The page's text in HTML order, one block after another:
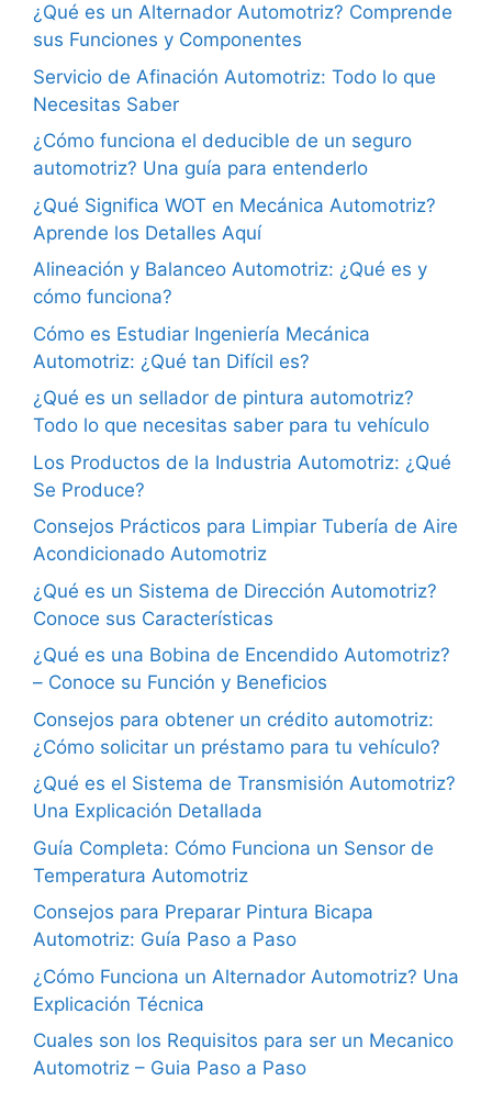
¿Qué es un Alternador Automotriz? Comprende
sus Funciones y Componentes
Servicio de Afinación Automotriz: Todo lo que
Necesitas Saber
¿Cómo funciona el deducible de un seguro
automotriz? Una guía para entenderlo
¿Qué Significa WOT en Mecánica Automotriz?
Aprende los Detalles Aquí
Alineación y Balanceo Automotriz: ¿Qué es y
cómo funciona?
Cómo es Estudiar Ingeniería Mecánica
Automotriz: ¿Qué tan Difícil es?
¿Qué es un sellador de pintura automotriz?
Todo lo que necesitas saber para tu vehículo
Los Productos de la Industria Automotriz: ¿Qué
Se Produce?
Consejos Prácticos para Limpiar Tubería de Aire
Acondicionado Automotriz
¿Qué es un Sistema de Dirección Automotriz?
Conoce sus Características
¿Qué es una Bobina de Encendido Automotriz?
– Conoce su Función y Beneficios
Consejos para obtener un crédito automotriz:
¿Cómo solicitar un préstamo para tu vehículo?
¿Qué es el Sistema de Transmisión Automotriz?
Una Explicación Detallada
Guía Completa: Cómo Funciona un Sensor de
Temperatura Automotriz
Consejos para Preparar Pintura Bicapa
Automotriz: Guía Paso a Paso
¿Cómo Funciona un Alternador Automotriz? Una
Explicación Técnica
Cuales son los Requisitos para ser un Mecanico
Automotriz – Guia Paso a Paso